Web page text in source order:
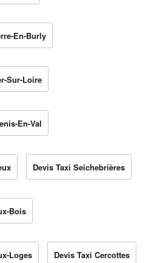
En-Burly
Sur-Loire
En-Val
Devis Taxi Seichebrières
Bois
Loges Devis Taxi Cercottes